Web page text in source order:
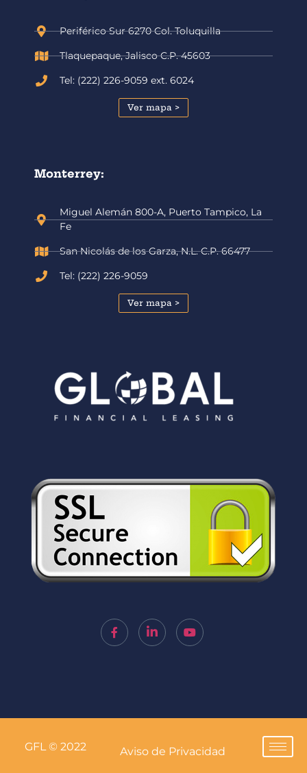
Periférico Sur 6270 Col. Toluquilla
Tlaquepaque, Jalisco C.P. 45603
Tel: (222) 226-9059 ext. 6024
Ver mapa >
Monterrey:
Miguel Alemán 800-A, Puerto Tampico, La
Fe
San Nicolás de los Garza, N.L. C.P. 66477
Tel: (222) 226-9059
Ver mapa >
GFL © 2022 Aviso de Privacidad